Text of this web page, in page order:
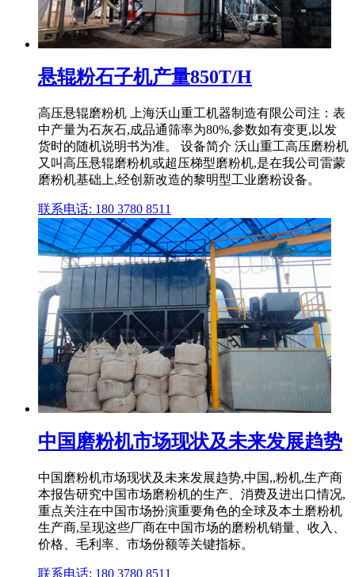
悬辊粉石子机产量850T/H
高压悬辊磨粉机 上海沃山重工机器制造有限公司注：表
中产量为石灰石,成品通筛率为80%,参数如有变更,以发
货时的随机说明书为准。 设备简介 沃山重工高压磨粉机
又叫高压悬辊磨粉机或超压梯型磨粉机,是在我公司雷蒙
磨粉机基础上,经创新改造的黎明型工业磨粉设备。
联系电话: 180 3780 8511
中国磨粉机市场现状及未来发展趋势
中国磨粉机市场现状及未来发展趋势,中国,,粉机,生产商
本报告研究中国市场磨粉机的生产、消费及进出口情况,
重点关注在中国市场扮演重要角色的全球及本土磨粉机
生产商,呈现这些厂商在中国市场的磨粉机销量、收入、
价格、毛利率、市场份额等关键指标。
联系电话: 180 3780 8511